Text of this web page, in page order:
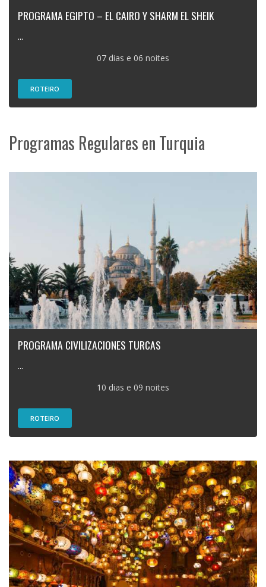
PROGRAMA EGIPTO – EL CAIRO Y SHARM EL SHEIK
...
07 dias e 06 noites
ROTEIRO
Programas Regulares en Turquia
PROGRAMA CIVILIZACIONES TURCAS
...
10 dias e 09 noites
ROTEIRO